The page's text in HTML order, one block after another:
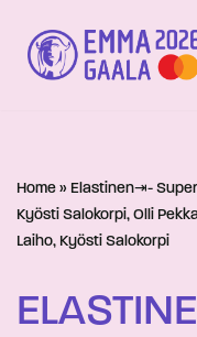
Siirry
suoraan
Home » Elastinen⇥-
Kyösti Salokorpi, Olli
Laiho, Kyösti Salokorpi